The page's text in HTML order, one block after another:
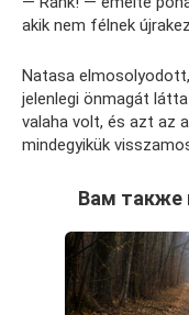
akik nem félnek
Natasa
jelenlegi önmagát
valaha volt, és azt az
mindegyikük
Вам также